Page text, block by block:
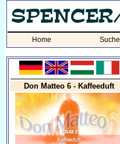
Home Suche
Don Matteo 6 - Kaffeeduft